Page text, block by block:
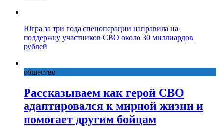
Югра за три года спецоперации направила на
поддержку участников СВО около 30 миллиардов
рублей
общество
Рассказываем как герой СВО
адаптировался к мирной жизни и
помогает другим бойцам